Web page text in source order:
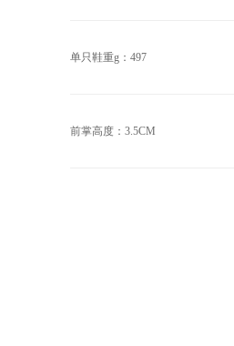
单只鞋重g：497
前掌高度：3.5CM